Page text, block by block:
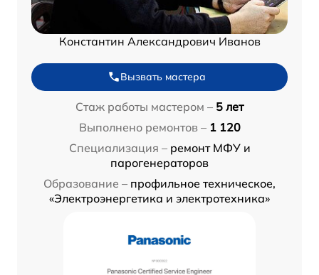
Константин Александрович Иванов
Вызвать мастера
Стаж работы мастером – 5 лет
Выполнено ремонтов – 1 120
Специализация – ремонт МФУ и
парогенераторов
Образование – профильное техническое,
«Электроэнергетика и электротехника»